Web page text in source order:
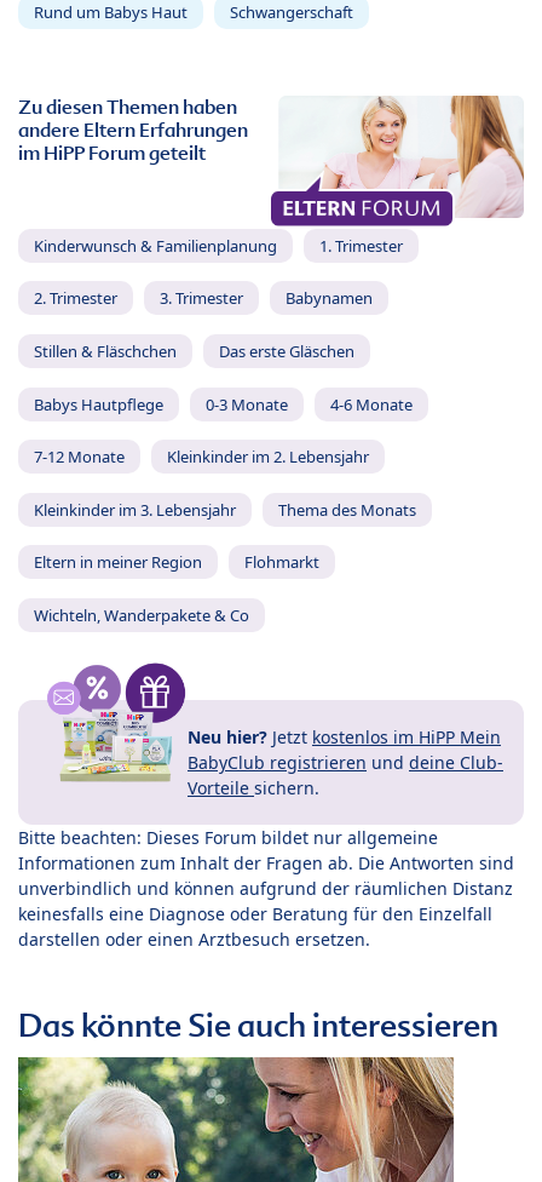
Rund um Babys Haut Schwangerschaft
Zu diesen Themen haben
andere Eltern Erfahrungen
im HiPP Forum geteilt
Kinderwunsch & Familienplanung 1. Trimester
2. Trimester 3. Trimester Babynamen
Stillen & Fläschchen Das erste Gläschen
Babys Hautpflege 0-3 Monate 4-6 Monate
7-12 Monate Kleinkinder im 2. Lebensjahr
Kleinkinder im 3. Lebensjahr Thema des Monats
Eltern in meiner Region Flohmarkt
Wichteln, Wanderpakete & Co
Neu hier? Jetzt kostenlos im HiPP Mein
BabyClub registrieren und deine Club-
Vorteile sichern.
Bitte beachten: Dieses Forum bildet nur allgemeine
Informationen zum Inhalt der Fragen ab. Die Antworten sind
unverbindlich und können aufgrund der räumlichen Distanz
keinesfalls eine Diagnose oder Beratung für den Einzelfall
darstellen oder einen Arztbesuch ersetzen.
Das könnte Sie auch interessieren